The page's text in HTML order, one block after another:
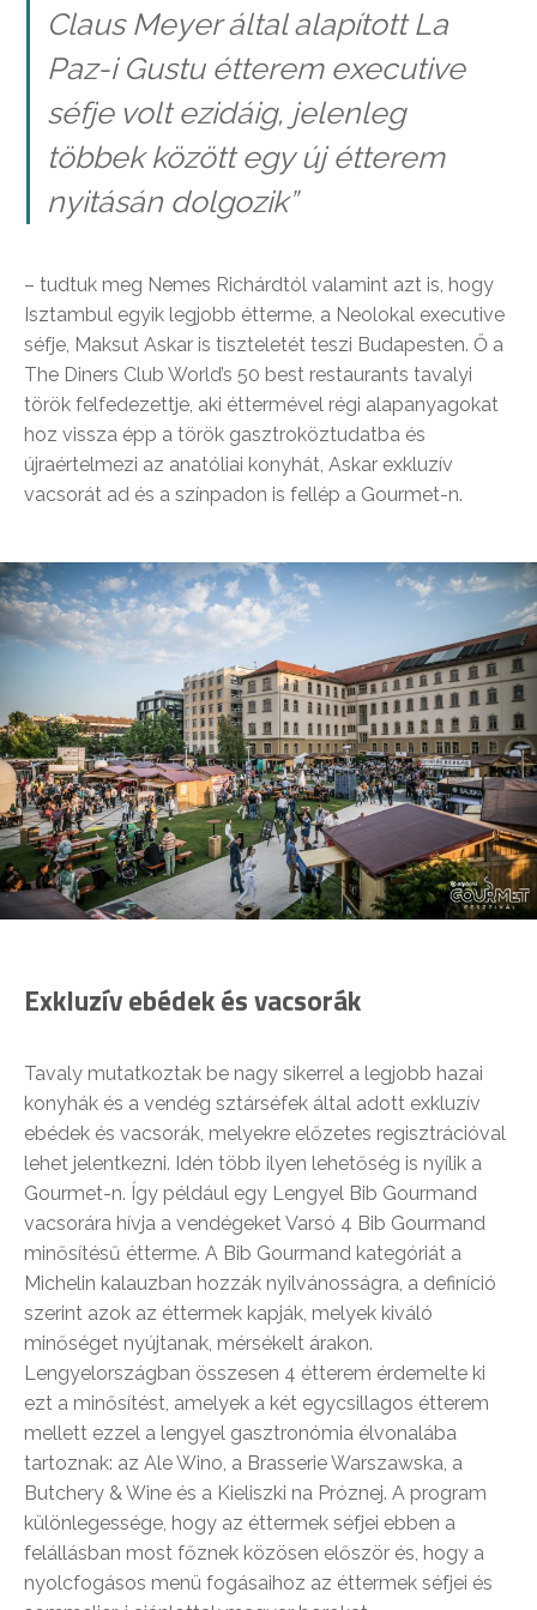
Claus Meyer által alapított La
Paz-i Gustu étterem executive
séfje volt ezidáig, jelenleg
többek között egy új étterem
nyitásán dolgozik”
– tudtuk meg Nemes Richárdtól valamint azt is, hogy
Isztambul egyik legjobb étterme, a Neolokal executive
séfje, Maksut Askar is tiszteletét teszi Budapesten. Ő a
The Diners Club World’s 50 best restaurants tavalyi
török felfedezettje, aki éttermével régi alapanyagokat
hoz vissza épp a török gasztroköztudatba és
újraértelmezi az anatóliai konyhát, Askar exkluzív
vacsorát ad és a színpadon is fellép a Gourmet-n.
Exkluzív ebédek és vacsorák
Tavaly mutatkoztak be nagy sikerrel a legjobb hazai
konyhák és a vendég sztárséfek által adott exkluzív
ebédek és vacsorák, melyekre előzetes regisztrációval
lehet jelentkezni. Idén több ilyen lehetőség is nyílik a
Gourmet-n. Így például egy Lengyel Bib Gourmand
vacsorára hívja a vendégeket Varsó 4 Bib Gourmand
minősítésű étterme. A Bib Gourmand kategóriát a
Michelin kalauzban hozzák nyilvánosságra, a definíció
szerint azok az éttermek kapják, melyek kiváló
minőséget nyújtanak, mérsékelt árakon.
Lengyelországban összesen 4 étterem érdemelte ki
ezt a minősítést, amelyek a két egycsillagos étterem
mellett ezzel a lengyel gasztronómia élvonalába
tartoznak: az Ale Wino, a Brasserie Warszawska, a
Butchery & Wine és a Kieliszki na Próznej. A program
különlegessége, hogy az éttermek séfjei ebben a
felállásban most főznek közösen először és, hogy a
nyolcfogásos menü fogásaihoz az éttermek séfjei és